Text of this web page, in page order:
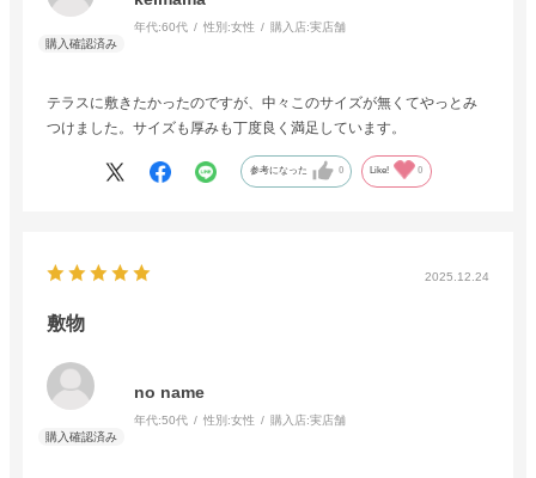
年代:60代 性別:女性 購入店:実店舗
テラスに敷きたかったのですが、中々このサイズが無くてやっとみ
つけました。サイズも厚みも丁度良く満足しています。
参考になった 0 Like! 0
2025.12.24
敷物
no name
年代:50代 性別:女性 購入店:実店舗